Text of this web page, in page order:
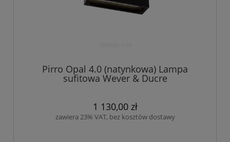
Pirro Opal 4.0 (natynkowa) Lampa
sufitowa Wever & Ducre
1 130,00 zł
zawiera 23% VAT, bez kosztów dostawy